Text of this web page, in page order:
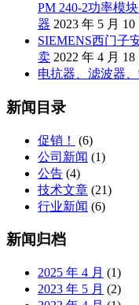
PM 240-2功率模
器 2023 年 5 月 10
SIEMENS西门子
卖 2022 年 4 月 18
电抗器、滤波器
新闻目录
促销！
(6)
公司新闻 (1)
公告 (4)
技术文章 (21)
行业新闻 (6)
新闻归档
2025 年 4 月 (1)
2023 年 5 月 (2)